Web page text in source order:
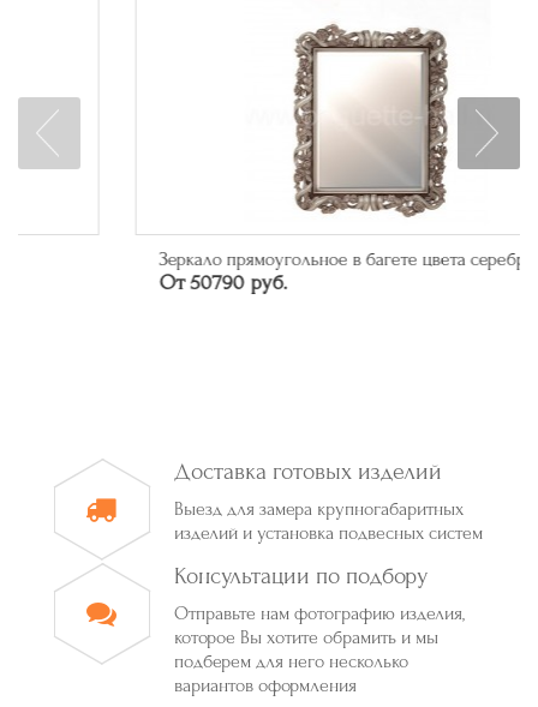
Зеркало прямоугольное в багете цвета серебро
От 50790 руб.
Доставка готовых изделий
Выезд для замера крупногабаритных
изделий и установка подвесных систем
Консультации по подбору
Отправьте нам фотографию изделия,
которое Вы хотите обрамить и мы
подберем для него несколько
вариантов оформления